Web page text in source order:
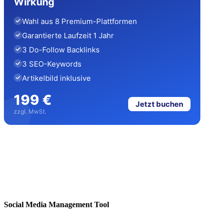
Wahl aus 8 Premium-Plattformen
Garantierte Laufzeit 1 Jahr
3 Do-Follow Backlinks
3 SEO-Keywords
Artikelbild inklusive
199 €
zzgl. MwSt.
Jetzt buchen
Social Media Management Tool